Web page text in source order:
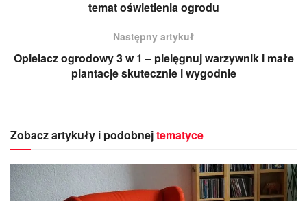
temat oświetlenia ogrodu
Następny artykuł
Opielacz ogrodowy 3 w 1 – pielęgnuj warzywnik i małe
plantacje skutecznie i wygodnie
Zobacz artykuły i podobnejtematyce